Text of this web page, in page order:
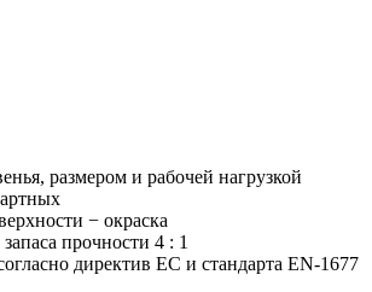
размером и рабочей нагрузкой
− окраска
прочности 4 : 1
директив ЕС и стандарта EN-1677